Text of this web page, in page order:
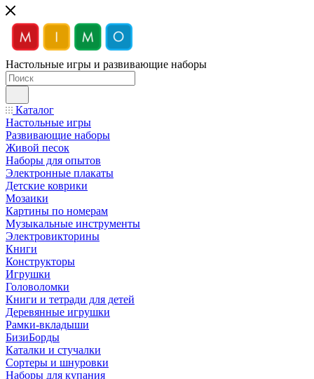
Настольные игры и развивающие наборы
Каталог
Настольные игры
Развивающие наборы
Живой песок
Наборы для опытов
Электронные плакаты
Детские коврики
Мозаики
Картины по номерам
Музыкальные инструменты
Электровикторины
Книги
Конструкторы
Игрушки
Головоломки
Книги и тетради для детей
Деревянные игрушки
Рамки-вкладыши
БизиБорды
Каталки и стучалки
Сортеры и шнуровки
Наборы для купания